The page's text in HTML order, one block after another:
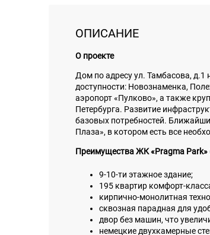
ОПИСАНИЕ
О проекте
Дом по адресу ул. Тамбасова, д.1
доступности: Новознаменка,
аэропорт «Пулково», а также
Петербурга. Развитие
базовых потребностей.
Плаза», в котором есть все
Преимущества ЖК «Pragma
9-10-ти этажное здание;
195 квартир комфорт-
кирпично-монолитная
сквозная парадная для
двор без машин, что
немецкие двухкамерные